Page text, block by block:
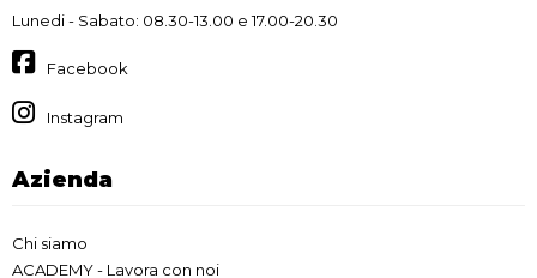
Lunedi - Sabato: 08.30-13.00 e 17.00-20.30
Facebook
Instagram
Azienda
Chi siamo
ACADEMY - Lavora con noi